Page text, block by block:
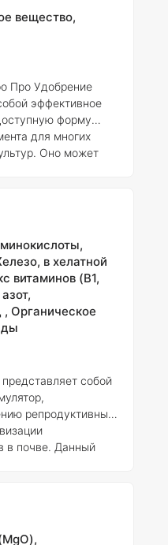
почвы и
минералами, что
вещество,
ПроУдобрение
эффективное
форму
для многих
Оно может
растений,
зерново-бобовые
Назначениев хелатной
витаминов (B1,
, Органическое
собой
репродуктивных
в почве. Данный
значительное